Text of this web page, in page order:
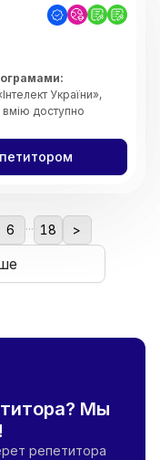
України»,
доступно
кожен урок, стежу за
час на занятті.
де дитина
Вірю, що
6 ... 18 >
Мы
репетитора